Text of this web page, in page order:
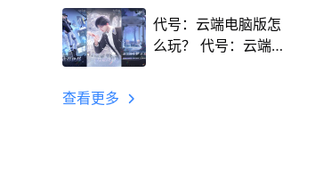
代号：云端电脑版怎
么玩？ 代号：云端性
查看更多